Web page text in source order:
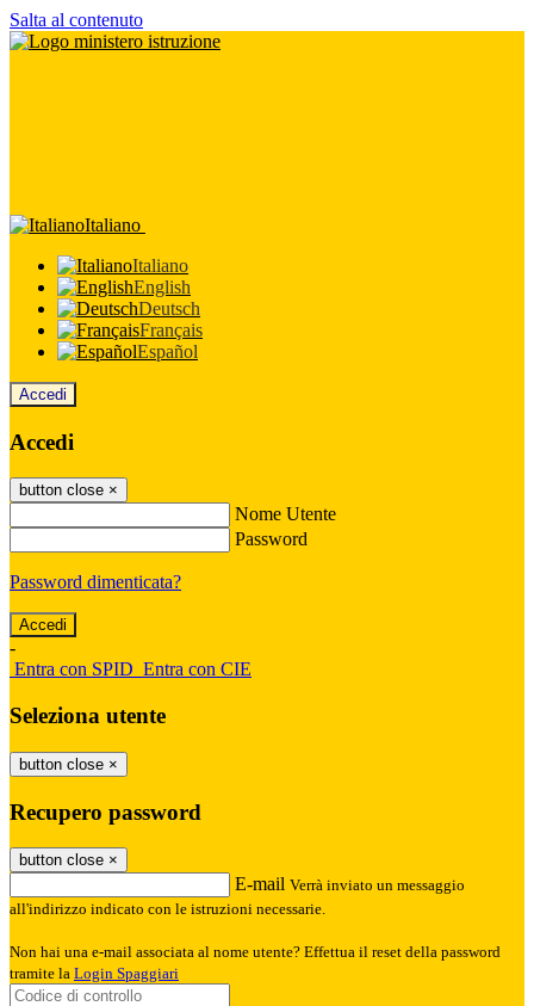
Salta al contenuto
Italiano
Italiano
English
Deutsch
Français
Español
Accedi
Accedi
button close ×
Nome Utente
Password
Password dimenticata?
-
Entra con SPID Entra con CIE
Seleziona utente
button close ×
Recupero password
button close ×
E-mail Verrà inviato un messaggio
all'indirizzo indicato con le istruzioni necessarie.
Non hai una e-mail associata al nome utente? Effettua il reset della password
tramite la Login Spaggiari